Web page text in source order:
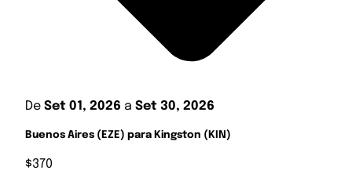
De Set 01, 2026 a Set 30, 2026
Buenos Aires (EZE) para Kingston (KIN)
$370